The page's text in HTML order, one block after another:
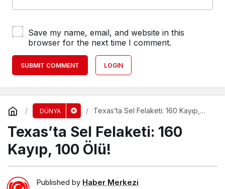
Save my name, email, and website in this
browser for the next time I comment.
SUBMIT COMMENT LOGIN
DÜNYA
Texas’ta Sel Felaketi: 160 Kayıp,
Texas’ta Sel Felaketi: 160
Kayıp, 100 Ölü!
Published by Haber Merkezi